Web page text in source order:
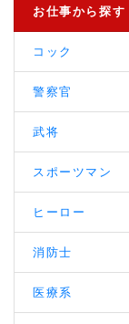
お仕事から探す
コック
警察官
武将
スポーツマン
ヒーロー
消防士
医療系